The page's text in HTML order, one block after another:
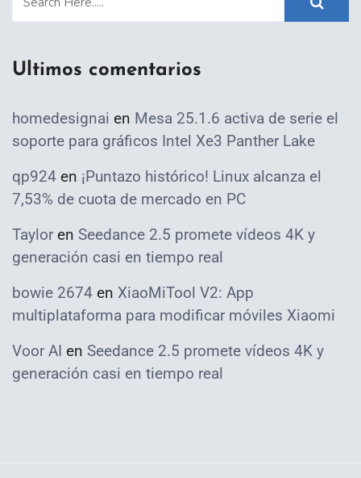
Ultimos comentarios
homedesignai en Mesa 25.1.6 activa de serie el
soporte para gráficos Intel Xe3 Panther Lake
qp924 en ¡Puntazo histórico! Linux alcanza el
7,53% de cuota de mercado en PC
Taylor en Seedance 2.5 promete vídeos 4K y
generación casi en tiempo real
bowie 2674 en XiaoMiTool V2: App
multiplataforma para modificar móviles Xiaomi
Voor AI en Seedance 2.5 promete vídeos 4K y
generación casi en tiempo real